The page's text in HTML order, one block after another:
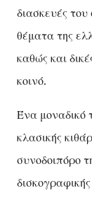
διασκευές
θέματα της
καθώς και
κοινό.
Ένα μοναδικό
κλασικής
συνοδοιπόρο